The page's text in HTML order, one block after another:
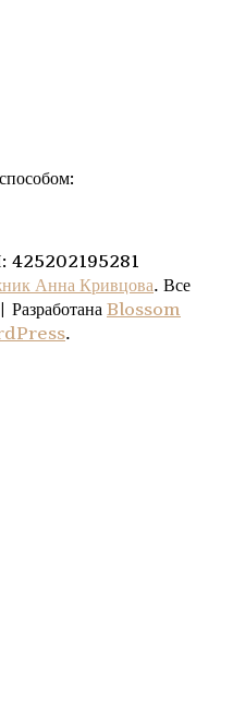
425202195281
Анна Кривцова. Все
Blossom
.